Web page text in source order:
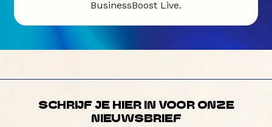
BusinessBoost Live.
SCHRIJF JE HIER IN VOOR ONZE
NIEUWSBRIEF